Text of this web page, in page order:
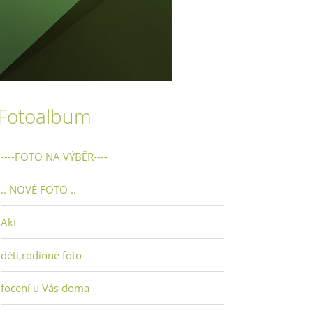
----FOTO NA VÝBĚR----
.. NOVÉ FOTO ..
Akt
děti,rodinné foto
focení u Vás doma